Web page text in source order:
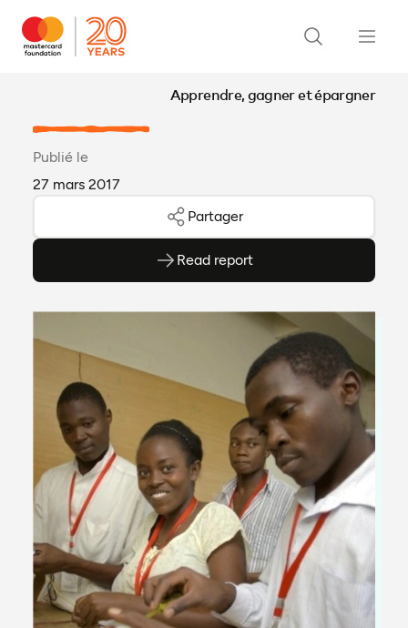
Apprendre, gagner et épargner
Publié le
27 mars 2017
Partager
Read report
(ouvre en PDF)
(ouvre dans un nouvel onglet)